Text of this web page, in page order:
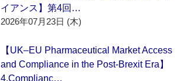
イアンス】第4回…
2026年07月23日 (木)
【UK–EU Pharmaceutical Market Access
and Compliance in the Post-Brexit Era】
4.Complianc…